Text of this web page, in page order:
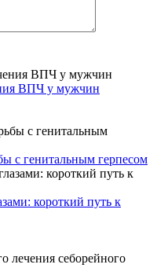
ВПЧ у мужчин
с генитальным герпесом
короткий путь к